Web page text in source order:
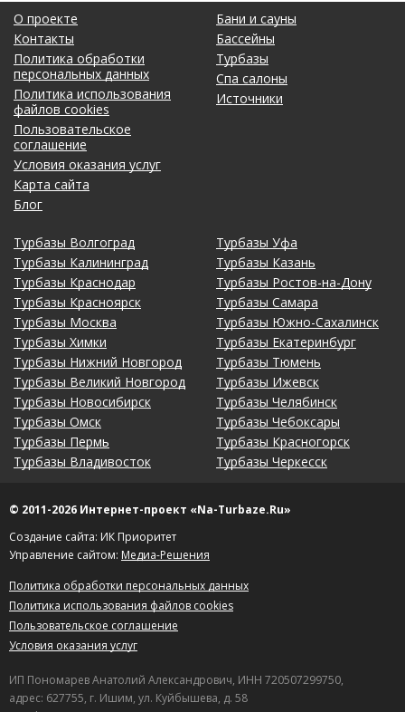
О проекте
Контакты
Политика обработки
персональных данных
Политика использования
файлов cookies
Пользовательское
соглашение
Условия оказания услуг
Карта сайта
Блог
Бани и сауны
Бассейны
Турбазы
Спа салоны
Источники
Турбазы Волгоград
Турбазы Калининград
Турбазы Краснодар
Турбазы Красноярск
Турбазы Москва
Турбазы Химки
Турбазы Нижний Новгород
Турбазы Великий Новгород
Турбазы Новосибирск
Турбазы Омск
Турбазы Пермь
Турбазы Владивосток
Турбазы Уфа
Турбазы Казань
Турбазы Ростов-на-Дону
Турбазы Самара
Турбазы Южно-Сахалинск
Турбазы Екатеринбург
Турбазы Тюмень
Турбазы Ижевск
Турбазы Челябинск
Турбазы Чебоксары
Турбазы Красногорск
Турбазы Черкесск
© 2011-2026 Интернет-проект «Na-Turbaze.Ru»
Создание сайта: ИК Приоритет
Управление сайтом: Медиа-Решения
Политика обработки персональных данных
Политика использования файлов cookies
Пользовательское соглашение
Условия оказания услуг
ИП Пономарев Анатолий Александрович, ИНН 720507299750,
адрес: 627755, г. Ишим, ул. Куйбышева, д. 58